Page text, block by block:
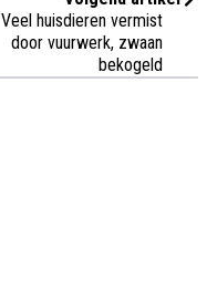
Veel huisdieren vermist
door vuurwerk, zwaan
bekogeld